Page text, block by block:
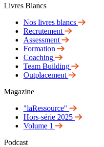
Livres Blancs
Nos livres blancs
Recrutement
Assessment
Formation
Coaching
Team Building
Outplacement
Magazine
"laRessource"
Hors-série 2025
Volume 1
Podcast